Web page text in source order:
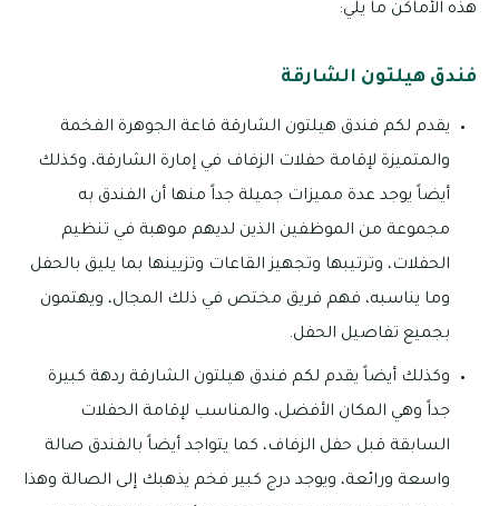
هذه الأماكن ما يلي:
فندق هيلتون الشارقة
يقدم لكم فندق هيلتون الشارقة قاعة الجوهرة الفخمة
والمتميزة لإقامة حفلات الزفاف في إمارة الشارقة، وكذلك
أيضاً يوجد عدة مميزات جميلة جداً منها أن الفندق به
مجموعة من الموظفين الذين لديهم موهبة في تنظيم
الحفلات، وترتيبها وتجهيز القاعات وتزيينها بما يليق بالحفل
وما يناسبه، فهم فريق مختص في ذلك المجال، ويهتمون
بجميع تفاصيل الحفل.
وكذلك أيضاً يقدم لكم فندق هيلتون الشارقة ردهة كبيرة
جداً وهي المكان الأفضل، والمناسب لإقامة الحفلات
السابقة قبل حفل الزفاف، كما يتواجد أيضاً بالفندق صالة
واسعة ورائعة، ويوجد درج كبير فخم يذهبك إلى الصالة وهذا